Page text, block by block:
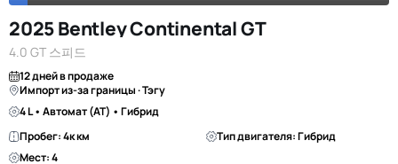
2025 Bentley Continental GT
4.0 GT 스피드
12 дней в продаже
Импорт из-за границы · Тэгу
4 L • Автомат (AT) • Гибрид
Пробег: 4к км
Тип двигателя: Гибрид
Мест: 4